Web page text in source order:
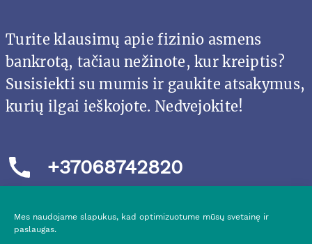
Mes naudojame slapukus, kad optimizuotume mūsų svetainę ir
paslaugas.
Turite klausimų apie fizinio asmens
bankrotą, tačiau nežinote, kur kreiptis?
Susisiekti su mumis ir gaukite atsakymus,
kurių ilgai ieškojote. Nedvejokite!
+37068742820